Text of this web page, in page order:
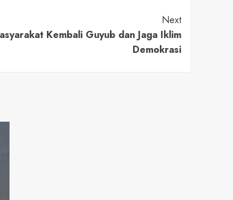
Next
Kembali Guyub dan Jaga Iklim
Demokrasi